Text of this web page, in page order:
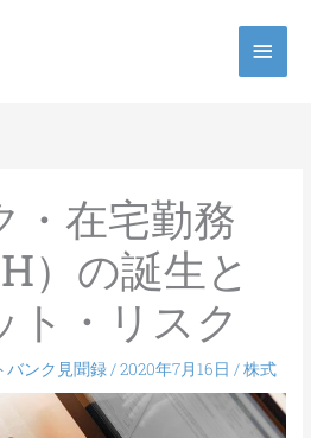
メ
イ
・在宅勤務
）の誕生と
ト・リスク
バンク見聞録 /2020年7月16日 /株式